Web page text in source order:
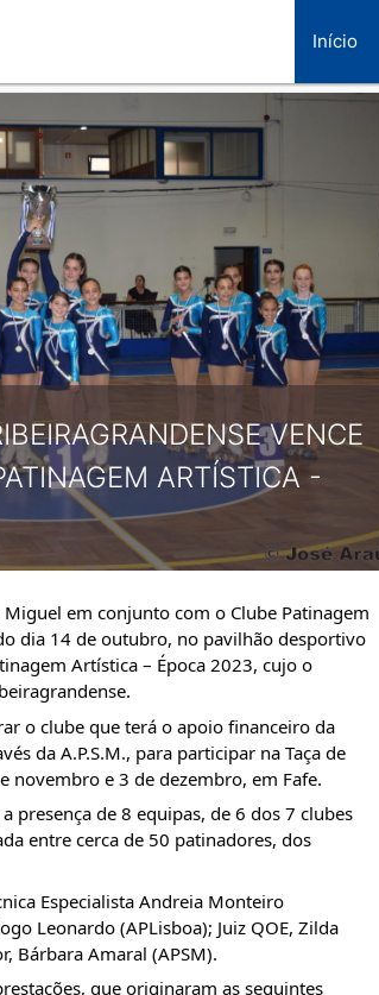
Início
VENCE
ARTÍSTICA -
Miguel em conjunto com o Clube Patinagem
dia 14 de outubro, no pavilhão desportivo
Artística – Época 2023, cujo o
.
o clube que terá o apoio financeiro da
da A.P.S.M., para participar na Taça de
novembro e 3 de dezembro, em Fafe.
presença de 8 equipas, de 6 dos 7 clubes
entre cerca de 50 patinadores, dos
Especialista Andreia Monteiro
Leonardo (APLisboa); Juiz QOE, Zilda
Bárbara Amaral (APSM).
que originaram as seguintes